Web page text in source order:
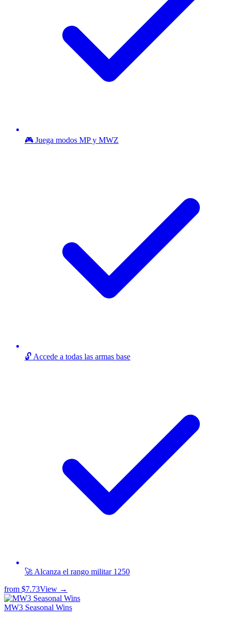
🎮 Juega modos MP y MWZ
🔓 Accede a todas las armas base
🚀 Alcanza el rango militar 1250
from $7.73View →
MW3 Seasonal Wins